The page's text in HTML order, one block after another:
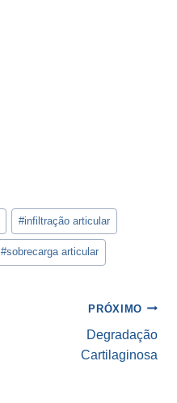
#infiltração articular
#sobrecarga articular
PRÓXIMO
Degradação
Cartilaginosa